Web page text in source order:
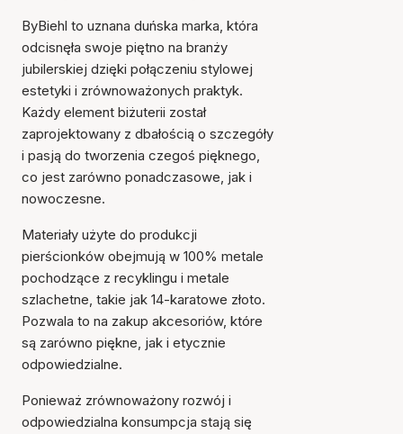
ByBiehl to uznana duńska marka, która
odcisnęła swoje piętno na branży
jubilerskiej dzięki połączeniu stylowej
estetyki i zrównoważonych praktyk.
Każdy element biżuterii został
zaprojektowany z dbałością o szczegóły
i pasją do tworzenia czegoś pięknego,
co jest zarówno ponadczasowe, jak i
nowoczesne.
Materiały użyte do produkcji
pierścionków obejmują w 100% metale
pochodzące z recyklingu i metale
szlachetne, takie jak 14-karatowe złoto.
Pozwala to na zakup akcesoriów, które
są zarówno piękne, jak i etycznie
odpowiedzialne.
Ponieważ zrównoważony rozwój i
odpowiedzialna konsumpcja stają się